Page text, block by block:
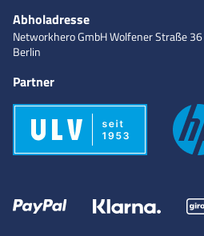
Abholadresse
Networkhero GmbHWolfener Straße 36
Berlin
Partner